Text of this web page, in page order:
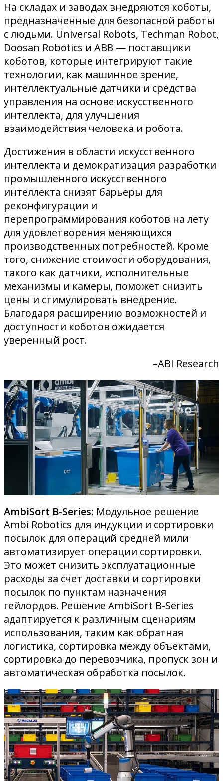
На складах и заводах внедряются коботы,
предназначенные для безопасной работы
с людьми. Universal Robots, Techman Robot,
Doosan Robotics и ABB — поставщики
коботов, которые интегрируют такие
технологии, как машинное зрение,
интеллектуальные датчики и средства
управления на основе искусственного
интеллекта, для улучшения
взаимодействия человека и робота.
Достижения в области искусственного
интеллекта и демократизация разработки
промышленного искусственного
интеллекта снизят барьеры для
реконфигурации и
перепрограммирования коботов на лету
для удовлетворения меняющихся
производственных потребностей. Кроме
того, снижение стоимости оборудования,
такого как датчики, исполнительные
механизмы и камеры, поможет снизить
цены и стимулировать внедрение.
Благодаря расширению возможностей и
доступности коботов ожидается
уверенный рост.
–ABI Research
AmbiSort B-Series: Модульное решение
Ambi Robotics для индукции и сортировки
посылок для операций средней мили
автоматизирует операции сортировки.
Это может снизить эксплуатационные
расходы за счет доставки и сортировки
посылок по пунктам назначения
гейлордов. Решение AmbiSort B-Series
адаптируется к различным сценариям
использования, таким как обратная
логистика, сортировка между объектами,
сортировка до перевозчика, пропуск зон и
автоматическая обработка посылок.